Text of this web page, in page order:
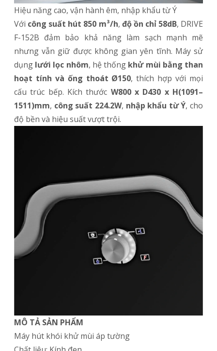
Hiệu năng cao, vận hành êm, nhập khẩu từ Ý
Với công suất hút 850 m³/h, độ ồn chỉ 58dB, DRIVE
F-152B đảm bảo khả năng làm sạch mạnh mẽ
nhưng vẫn giữ được không gian yên tĩnh. Máy sử
dụng lưới lọc nhôm, hệ thống khử mùi bằng than
hoạt tính và ống thoát Ø150, thích hợp với mọi
cấu trúc bếp. Kích thước W800 x D430 x H(1091–
1511)mm, công suất 224.2W, nhập khẩu từ Ý, cho
độ bền và hiệu suất vượt trội.
MÔ TẢ SẢN PHẨM
Máy hút khói khử mùi áp tường